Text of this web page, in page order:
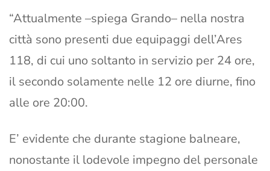
“Attualmente –spiega Grando– nella nostra
città sono presenti due equipaggi dell’Ares
118, di cui uno soltanto in servizio per 24 ore,
il secondo solamente nelle 12 ore diurne, fino
alle ore 20:00.
E’ evidente che durante stagione balneare,
nonostante il lodevole impegno del personale